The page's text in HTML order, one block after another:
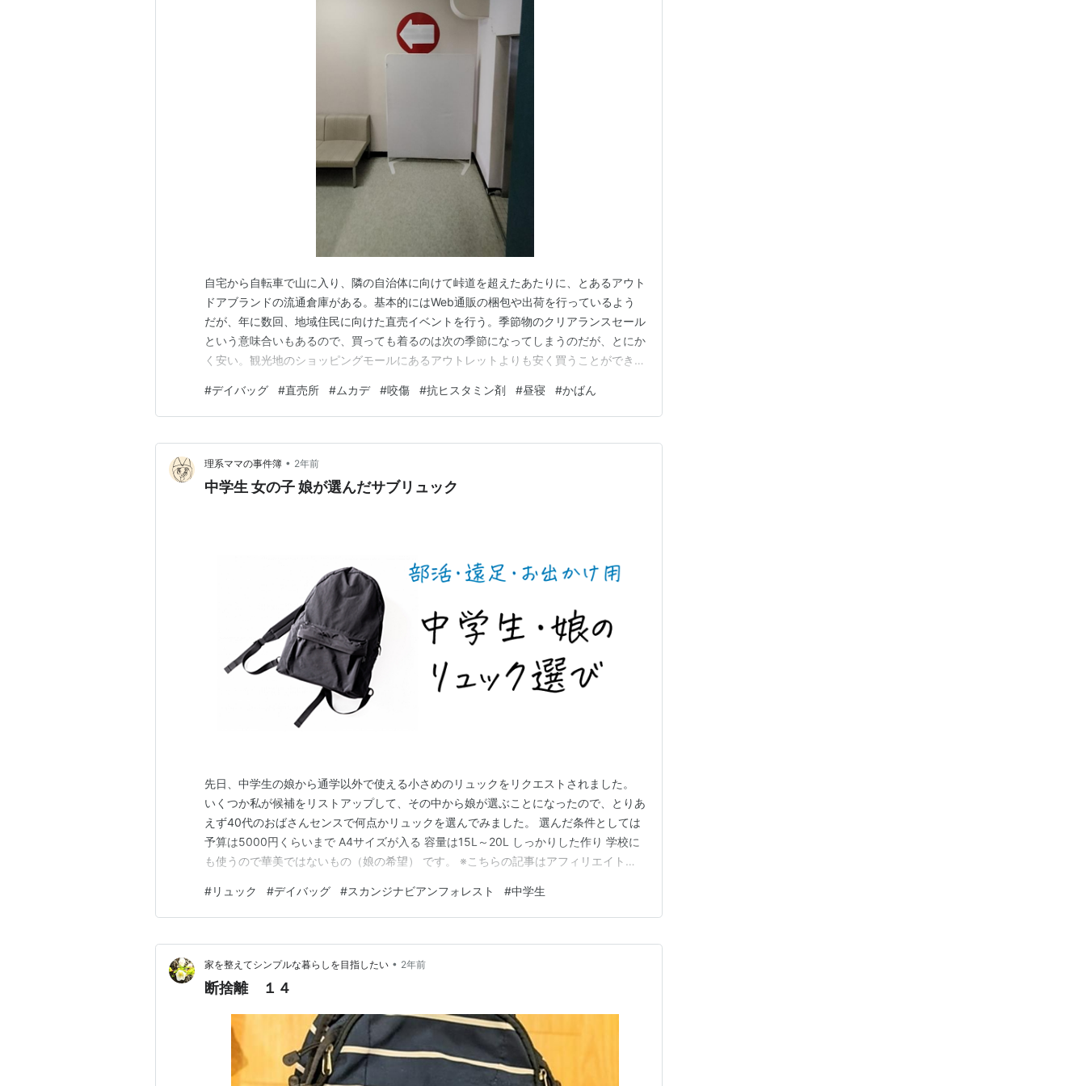
自宅から自転車で山に入り、隣の自治体に向けて峠道を超えたあたりに、とあるアウト
ドアブランドの流通倉庫がある。基本的にはWeb通販の梱包や出荷を行っているよう
だが、年に数回、地域住民に向けた直売イベントを行う。季節物のクリアランスセール
という意味合いもあるので、買っても着るのは次の季節になってしまうのだが、とにか
く安い。観光地のショッピングモールにあるアウトレットよりも安く買うことができ
を入れていたサコッシュが邪魔だったので、帰路には早速、このデイバッグを使うこと
にした。なるほど軽く、背中の風通しも良い。なかなか良い…
#デイバッグ #直売所 #ムカデ #咬傷 #抗ヒスタミン剤 #昼寝 #かばん
理系ママの事件簿 • 2年前
中学生 女の子 娘が選んだサブリュック
先日、中学生の娘から通学以外で使える小さめのリュックをリクエストされました。
いくつか私が候補をリストアップして、その中から娘が選ぶことになったので、とりあ
えず40代のおばさんセンスで何点かリュックを選んでみました。 選んだ条件としては
予算は5000円くらいまで A4サイズが入る 容量は15L～20L しっかりした作り 学校に
も使うので華美ではないもの（娘の希望） です。 ※こちらの記事はアフィリエイト広
ジナビアンフォレスト 12ポケットデイパック 候補4：Rename ゴールドファスナー …
#リュック #デイバッグ #スカンジナビアンフォレスト #中学生
家を整えてシンプルな暮らしを目指したい • 2年前
断捨離 １４